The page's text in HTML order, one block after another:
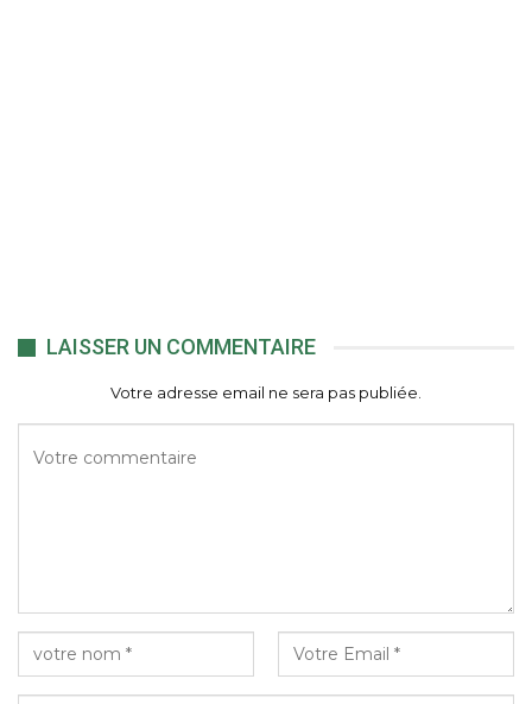
LAISSER UN COMMENTAIRE
Votre adresse email ne sera pas publiée.